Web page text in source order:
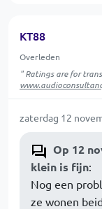
KT88
Overleden
" Ratings are for
zaterdag 12
Op 12
klein is fijn:
Nog een
ze wonen